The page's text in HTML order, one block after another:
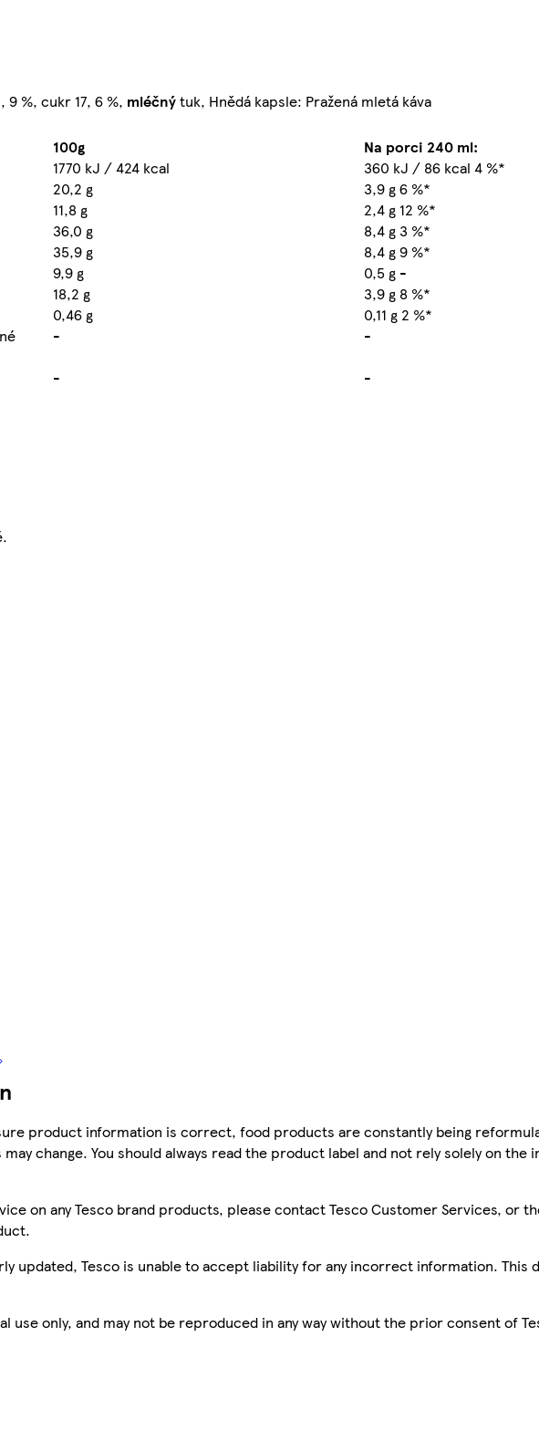
9 %, cukr 17, 6 %, mléčnýtuk, Hnědá kapsle: Pražená mletá káva
100g
Na porci 240 ml:
1770 kJ / 424 kcal
360 kJ / 86 kcal 4 %*
20,2 g
3,9 g 6 %*
11,8 g
2,4 g 12 %*
36,0 g
8,4 g 3 %*
35,9 g
8,4 g 9 %*
9,9 g
0,5 g -
18,2 g
3,9 g 8 %*
0,46 g
0,11 g 2 %*
-
-
- -
product information is correct, food products are constantly being
change. You should always read the product label and not rely solely on the
on any Tesco brand products, please contact Tesco Customer Services, or
updated, Tesco is unable to accept liability for any incorrect information. This
use only, and may not be reproduced in any way without the prior consent of